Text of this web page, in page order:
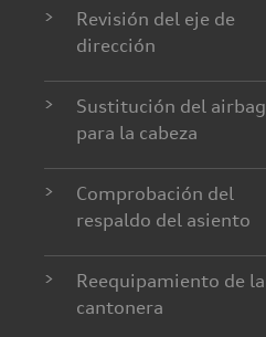
>
Revisión del eje de
dirección
>
Sustitución del airbag
para la cabeza
>
Comprobación del
respaldo del asiento
>
Reequipamiento de la
cantonera